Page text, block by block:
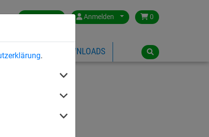
.
Germany Anmelden 0
ÜBER HUCK DOWNLOADS